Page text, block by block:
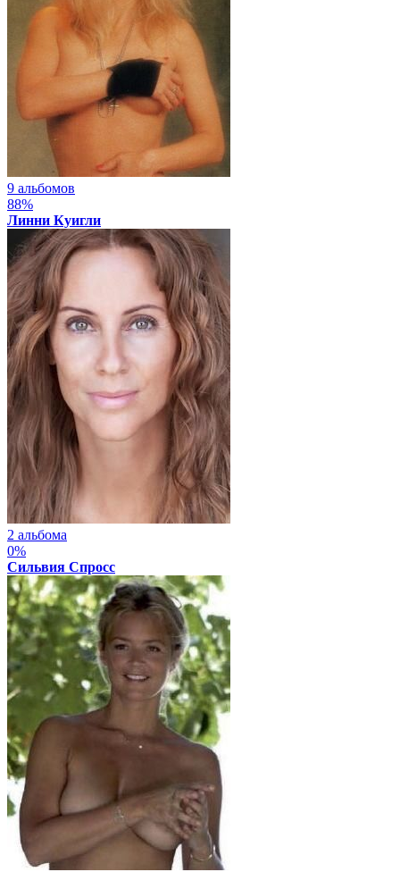
9 альбомов
88%
Линни Куигли
2 альбома
0%
Сильвия Спросс